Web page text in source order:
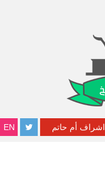
EN اشراف أم حاتم